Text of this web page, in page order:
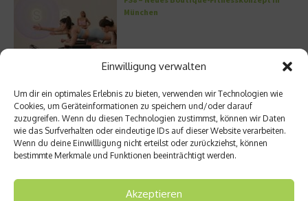
Einwilligung verwalten
Um dir ein optimales Erlebnis zu bieten, verwenden wir Technologien wie
Cookies, um Geräteinformationen zu speichern und/oder darauf
zuzugreifen. Wenn du diesen Technologien zustimmst, können wir Daten
wie das Surfverhalten oder eindeutige IDs auf dieser Website verarbeiten.
Wenn du deine Einwillligung nicht erteilst oder zurückziehst, können
bestimmte Merkmale und Funktionen beeinträchtigt werden.
Akzeptieren
München
50 Best Restaurants: Peru ist Gastgeber
Events